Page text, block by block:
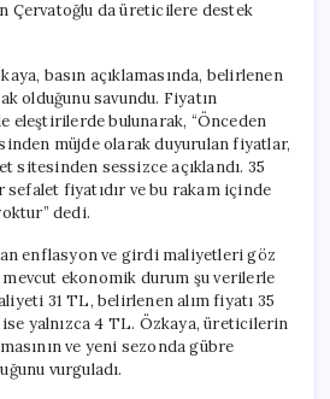
Çervatoğlu da üreticilere destek
basın açıklamasında, belirlenen
olduğunu savundu. Fiyatın
eleştirilerde bulunarak, “Önceden
müjde olarak duyurulan fiyatlar,
sitesinden sessizce açıklandı. 35
fiyatıdır ve bu rakam içinde
dedi.
enflasyon ve girdi maliyetleri göz
ekonomik durum şu verilerle
31 TL, belirlenen alım fiyatı 35
yalnızca 4 TL. Özkaya, üreticilerin
ve yeni sezonda gübre
vurguladı.